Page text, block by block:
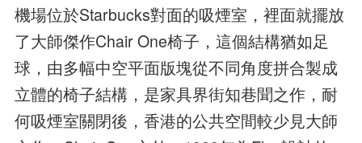
機場位於Starbucks對面的吸煙室，裡面就擺放
了大師傑作Chair One椅子，這個結構猶如足
球，由多幅中空平面版塊從不同角度拼合製成
立體的椅子結構，是家具界街知巷聞之作，耐
何吸煙室關閉後，香港的公共空間較少見大師